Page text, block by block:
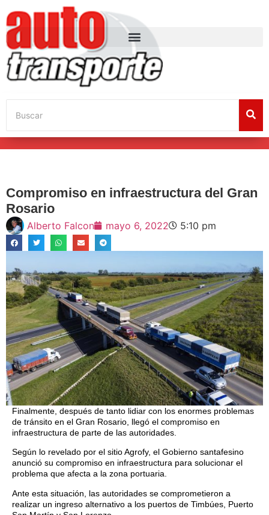
Compromiso en infraestructura del Gran
Rosario
Alberto Falcon mayo 6, 2022 5:10 pm
Finalmente, después de tanto lidiar con los enormes problemas
de tránsito en el Gran Rosario, llegó el compromiso en
infraestructura de parte de las autoridades.
Según lo revelado por el sitio Agrofy, el Gobierno santafesino
anunció su compromiso en infraestructura para solucionar el
problema que afecta a la zona portuaria.
Ante esta situación, las autoridades se comprometieron a
realizar un ingreso alternativo a los puertos de Timbúes, Puerto